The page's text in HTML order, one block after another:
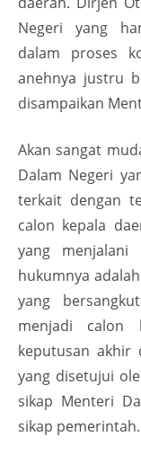
Negeri yang
dalam proses
anehnya justru
disampaikan
Akan sangat
Dalam Negeri
terkait dengan
calon kepala
yang menjalani
hukumnya
yang
menjadi calon
keputusan akhir
yang disetujui
sikap Menteri
sikap pemerintah.